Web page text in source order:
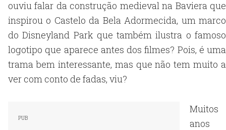
ouviu falar da construção medieval na Baviera que
inspirou o Castelo da Bela Adormecida, um marco
do Disneyland Park que também ilustra o famoso
logotipo que aparece antes dos filmes? Pois, é uma
trama bem interessante, mas que não tem muito a
ver com conto de fadas, viu?
Muitos
anos